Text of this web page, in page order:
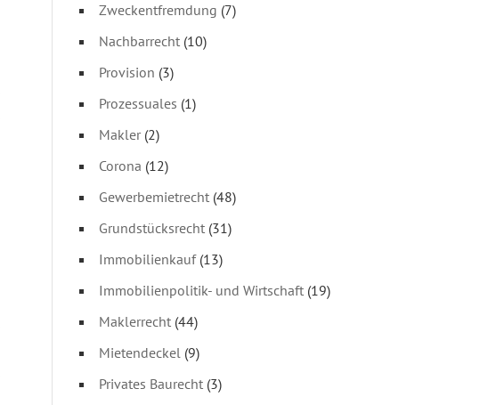
Zweckentfremdung (7)
Nachbarrecht(10)
Provision (3)
Prozessuales (1)
Makler(2)
Corona (12)
Gewerbemietrecht(48)
Grundstücksrecht(31)
Immobilienkauf(13)
Immobilienpolitik- und Wirtschaft(19)
Maklerrecht(44)
Mietendeckel(9)
Privates Baurecht(3)